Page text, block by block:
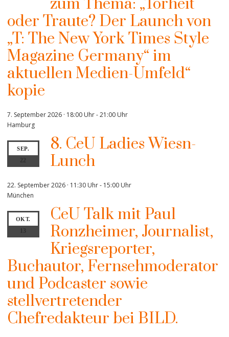
zum Thema: „Torheit
oder Traute? Der Launch von
„T: The New York Times Style
Magazine Germany“ im
aktuellen Medien-Umfeld“
kopie
7. September 2026 · 18:00 Uhr-21:00 Uhr
Hamburg
SEP.
22
8. CeU Ladies Wiesn-
Lunch
22. September 2026 · 11:30 Uhr- 15:00 Uhr
München
OKT.
13
CeU Talk mit Paul
Ronzheimer, Journalist,
Kriegsreporter,
Buchautor, Fernsehmoderator
und Podcaster sowie
stellvertretender
Chefredakteur bei BILD.